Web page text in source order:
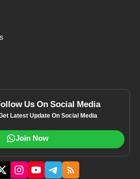
Us On Social Media
Latest Update On Social Media
Join Now